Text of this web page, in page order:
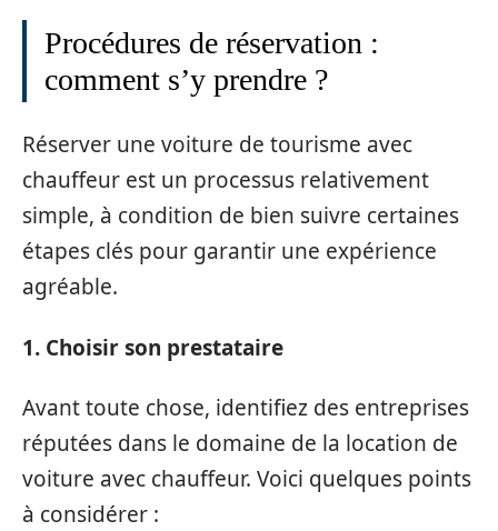
Procédures de réservation :
comment s’y prendre ?
Réserver une voiture de tourisme avec
chauffeur est un processus relativement
simple, à condition de bien suivre certaines
étapes clés pour garantir une expérience
agréable.
1. Choisir son prestataire
Avant toute chose, identifiez des entreprises
réputées dans le domaine de la location de
voiture avec chauffeur. Voici quelques points
à considérer :